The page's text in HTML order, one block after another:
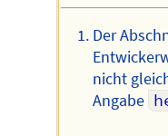
Der
nicht
Angabe